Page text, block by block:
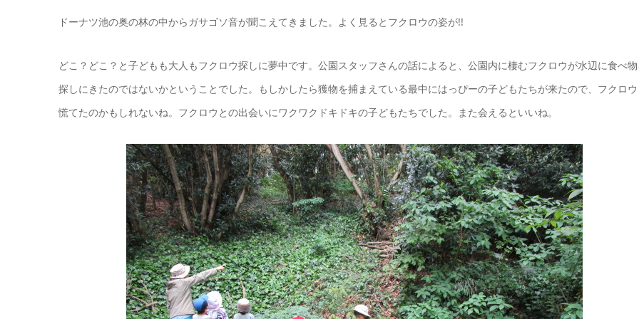
ドーナツ池の奥の林の中からガサゴソ音が聞こえてきました。よく見るとフクロウの姿が!!
どこ？どこ？と子どもも大人もフクロウ探しに夢中です。公園スタッフさんの話によると、公園内に棲むフクロウが水辺に食べ
探しにきたのではないかということでした。もしかしたら獲物を捕まえている最中にはっぴーの子どもたちが来たので、フクロ
慌てたのかもしれないね。フクロウとの出会いにワクワクドキドキの子どもたちでした。また会えるといいね。